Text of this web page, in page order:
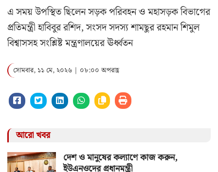
এ সময় উপস্থিত ছিলেন সড়ক পরিবহন ও মহাসড়ক বিভাগের
প্রতিমন্ত্রী হাবিবুর রশিদ, সংসদ সদস্য শামছুর রহমান শিমুল
বিশ্বাসসহ সংশ্লিষ্ট মন্ত্রণালয়ের ঊর্ধ্বতন
সোমবার, ১১ মে, ২০২৬ | ০৮:০০ অপরাহ্ণ
আরো খবর
দেশ ও মানুষের কল্যাণে কাজ করুন,
ইউএনওদের প্রধানমন্ত্রী